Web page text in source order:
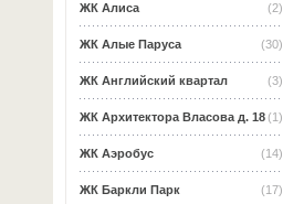
(2)
ЖК Алиса
(30)
ЖК Алые Паруса
(3)
ЖК Английский квартал
(1)
ЖК Архитектора Власова д. 18
(14)
ЖК Аэробус
(17)
ЖК Баркли Парк